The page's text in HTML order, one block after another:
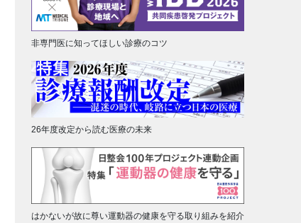
非専門医に知ってほしい診療のコツ
26年度改定から読む医療の未来
はかないが故に尊い運動器の健康を守る取り組みを紹介